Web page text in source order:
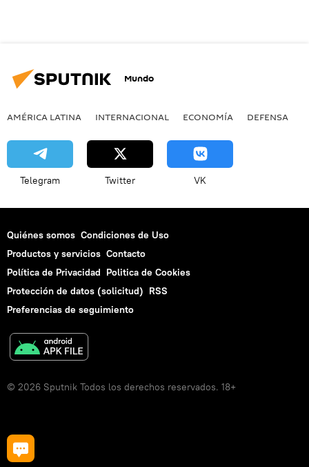
Mundo
AMÉRICA LATINA INTERNACIONAL ECONOMÍA DEFENSA
Telegram Twitter VK
Quiénes somos Condiciones de Uso
Productos y servicios Contacto
Política de Privacidad Politica de Cookies
Protección de datos (solicitud) RSS
Preferencias de seguimiento
© 2026 Sputnik Todos los derechos reservados. 18+